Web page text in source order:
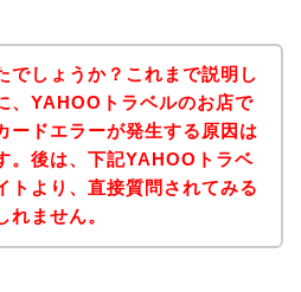
でしょうか？これまで説明し
、YAHOOトラベルのお店で
ードエラーが発生する原因は
。後は、下記YAHOOトラベ
トより、直接質問されてみる
れません。